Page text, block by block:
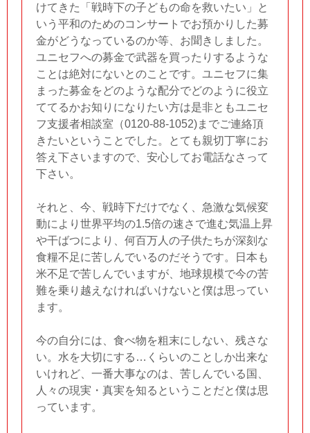
けてきた「戦時下の子どもの命を救いたい」と
いう平和のためのコンサートでお預かりした募
金がどうなっているのか等、お聞きしました。
ユニセフへの募金で武器を買ったりするような
ことは絶対にないとのことです。ユニセフに集
まった募金をどのような配分でどのように役立
ててるかお知りになりたい方は是非ともユニセ
フ支援者相談室（0120-88-1052)までご連絡頂
きたいということでした。とても親切丁寧にお
答え下さいますので、安心してお電話なさって
下さい。
それと、今、戦時下だけでなく、急激な気候変
動により世界平均の1.5倍の速さで進む気温上昇
や干ばつにより、何百万人の子供たちが深刻な
食糧不足に苦しんでいるのだそうです。日本も
米不足で苦しんでいますが、地球規模で今の苦
難を乗り越えなければいけないと僕は思ってい
ます。
今の自分には、食べ物を粗末にしない、残さな
い。水を大切にする…くらいのことしか出来な
いけれど、一番大事なのは、苦しんでいる国、
人々の現実・真実を知るということだと僕は思
っています。